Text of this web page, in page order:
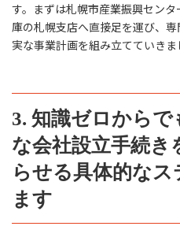
す。まずは札幌市産業振興セン
庫の札幌支店へ直接足を運び、
実な事業計画を組み立てていきま
3. 知識ゼロからで
な会社設立手続き
らせる具体的な
ます